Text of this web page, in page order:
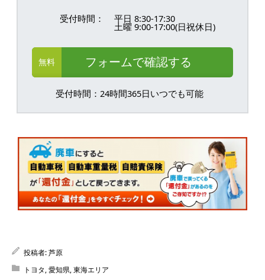
受付時間： 平日 8:30-17:30
土曜 9:00-17:00(日祝休日)
無料 フォームで確認する
受付時間：24時間365日いつでも可能
投稿者:芦原
トヨタ,愛知県,東海エリア